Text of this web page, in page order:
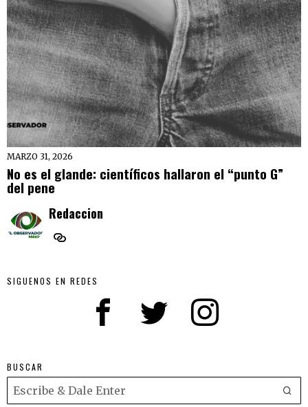
MARZO 31, 2026
No es el glande: científicos hallaron el “punto G”
del pene
Redaccion
SIGUENOS EN REDES
BUSCAR